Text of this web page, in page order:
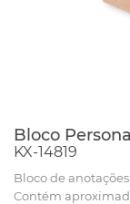
Bloco
KX-14819
Bloco de
Contém